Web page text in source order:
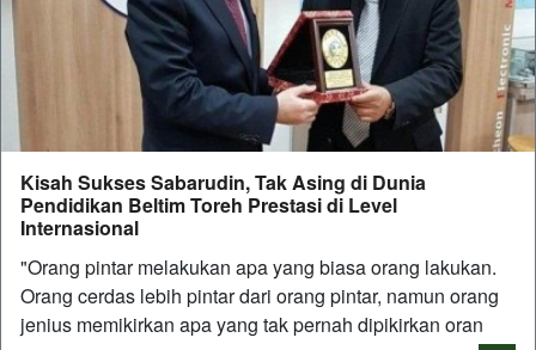
Kisah Sukses Sabarudin, Tak Asing di Dunia
Pendidikan Beltim Toreh Prestasi di Level
Internasional
"Orang pintar melakukan apa yang biasa orang lakukan.
Orang cerdas lebih pintar dari orang pintar, namun orang
jenius memikirkan apa yang tak pernah dipikirkan oran